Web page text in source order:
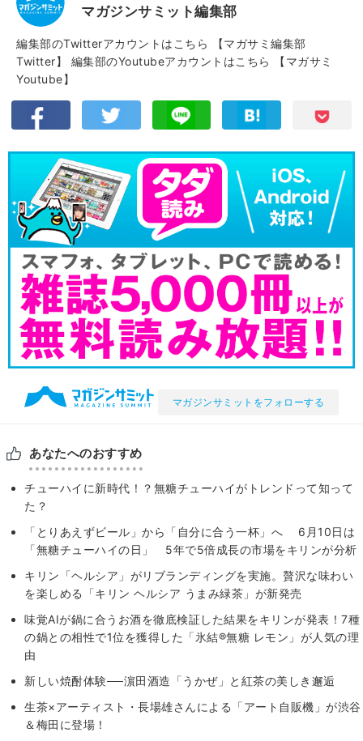
マガジンサミット編集部
編集部のTwitterアカウントはこちら
【マガサミ編集部
Twitter】
編集部のYoutubeアカウントはこちら
【マガサミ
Youtube】
マガジンサミットをフォローする
あなたへのおすすめ
チューハイに新時代！？無糖チューハイがトレンドって知って
た？
「とりあえずビール」から「自分に合う一杯」へ 6月10日は
「無糖チューハイの日」 5年で5倍成長の市場をキリンが分析
キリン「ヘルシア」がリブランディングを実施。贅沢な味わい
を楽しめる「キリン ヘルシア うまみ緑茶」が新発売
味覚AIが鍋に合うお酒を徹底検証した結果をキリンが発表！7種
の鍋との相性で1位を獲得した「氷結®無糖 レモン」が人気の理
由
新しい焼酎体験──濵田酒造「うかぜ」と紅茶の美しき邂逅
生茶×アーティスト・長場雄さんによる「アート自販機」が渋谷
＆梅田に登場！